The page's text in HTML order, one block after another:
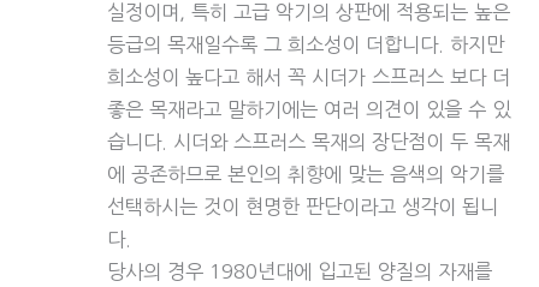
실정이며, 특히 고급 악기의 상판에 적용되는 높은
등급의 목재일수록 그 희소성이 더합니다. 하지만
희소성이 높다고 해서 꼭 시더가 스프러스 보다 더
좋은 목재라고 말하기에는 여러 의견이 있을 수 있
습니다. 시더와 스프러스 목재의 장단점이 두 목재
에 공존하므로 본인의 취향에 맞는 음색의 악기를
선택하시는 것이 현명한 판단이라고 생각이 됩니
다.
당사의 경우 1980년대에 입고된 양질의 자재를